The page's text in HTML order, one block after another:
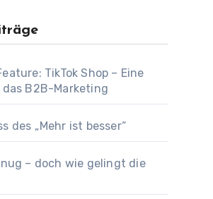
TikTok Shop – Eine
B2B-Marketing
des „Mehr ist besser“
– doch wie gelingt die